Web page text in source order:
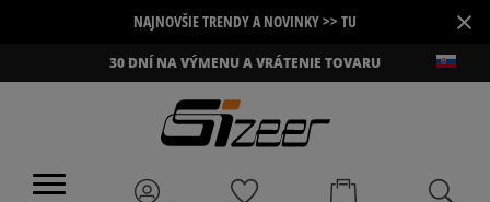
NAJNOVŠIE TRENDY A NOVINKY >> TU ×
30 DNÍ NA VÝMENU A VRÁTENIE TOVARU